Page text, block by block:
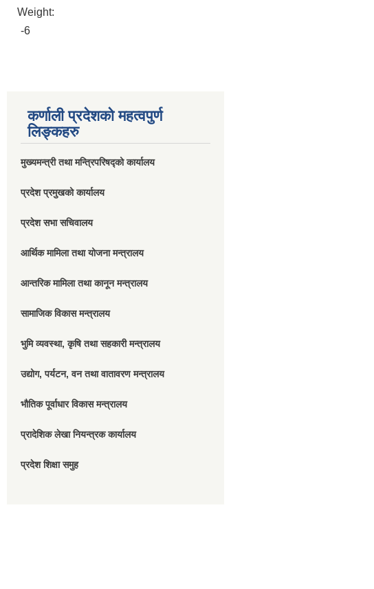
Weight:
-6
कर्णाली प्रदेशको महत्वपुर्ण
लिङ्कहरु
मुख्यमन्त्री तथा मन्त्रिपरिषद्को कार्यालय
प्रदेश प्रमुखको कार्यालय
प्रदेश सभा सचिवालय
आर्थिक मामिला तथा योजना मन्त्रालय
आन्तरिक मामिला तथा कानून मन्त्रालय
सामाजिक विकास मन्त्रालय
भुमि व्यवस्था, कृषि तथा सहकारी मन्त्रालय
उद्योग, पर्यटन, वन तथा वातावरण मन्त्रालय
भौतिक पूर्वाधार विकास मन्त्रालय
प्रादेशिक लेखा नियन्त्रक कार्यालय
प्रदेश शिक्षा समुह